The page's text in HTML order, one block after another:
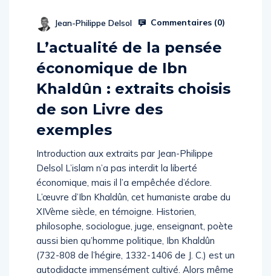
Jean-Philippe Delsol Commentaires (0)
L’actualité de la pensée
économique de Ibn
Khaldûn : extraits choisis
de son Livre des
exemples
Introduction aux extraits par Jean-Philippe
Delsol L’islam n’a pas interdit la liberté
économique, mais il l’a empêchée d’éclore.
L’œuvre d’Ibn Khaldûn, cet humaniste arabe du
XIVème siècle, en témoigne. Historien,
philosophe, sociologue, juge, enseignant, poète
aussi bien qu’homme politique, Ibn Khaldûn
(732-808 de l’hégire, 1332-1406 de J. C.) est un
autodidacte immensément cultivé. Alors même